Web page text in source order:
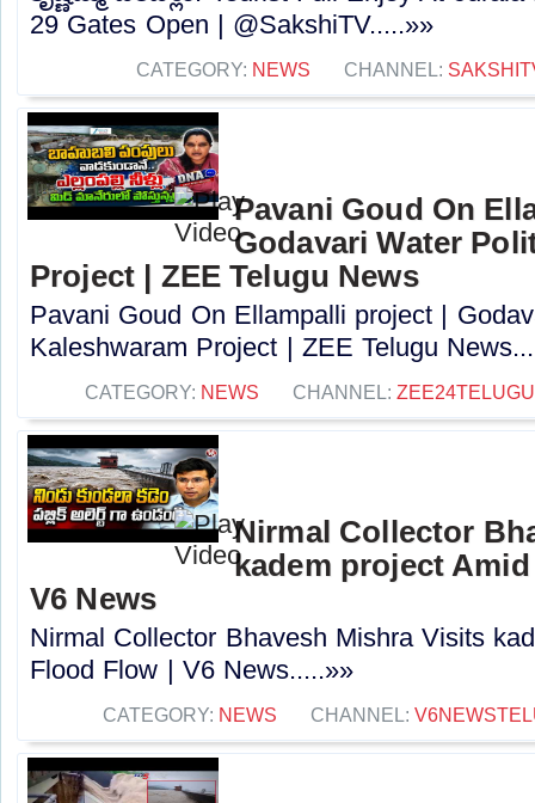
29 Gates Open | @SakshiTV.....»»
CATEGORY: NEWS CHANNEL:
Pavani Goud On
Godavari Water
Project | ZEE Telugu News
Pavani Goud On Ellampalli project |
Kaleshwaram Project | ZEE Telugu
CATEGORY: NEWS CHANNEL:
Nirmal Collector
kadem project
V6 News
Nirmal Collector Bhavesh Mishra Visits
Flood Flow | V6 News.....»»
CATEGORY: NEWS CHANNEL: